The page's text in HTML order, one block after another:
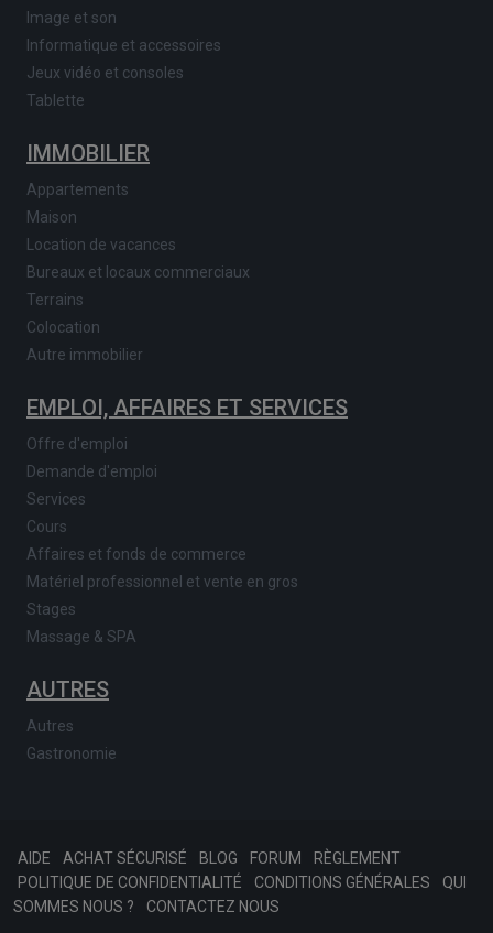
Image et son
Informatique et accessoires
Jeux vidéo et consoles
Tablette
IMMOBILIER
Appartements
Maison
Location de vacances
Bureaux et locaux commerciaux
Terrains
Colocation
Autre immobilier
EMPLOI, AFFAIRES ET SERVICES
Offre d'emploi
Demande d'emploi
Services
Cours
Affaires et fonds de commerce
Matériel professionnel et vente en gros
Stages
Massage & SPA
AUTRES
Autres
Gastronomie
AIDE ACHAT SÉCURISÉ BLOG FORUM
RÈGLEMENT
POLITIQUE DE CONFIDENTIALITÉ
CONDITIONS GÉNÉRALES
QUI
SOMMES NOUS ?
CONTACTEZ NOUS